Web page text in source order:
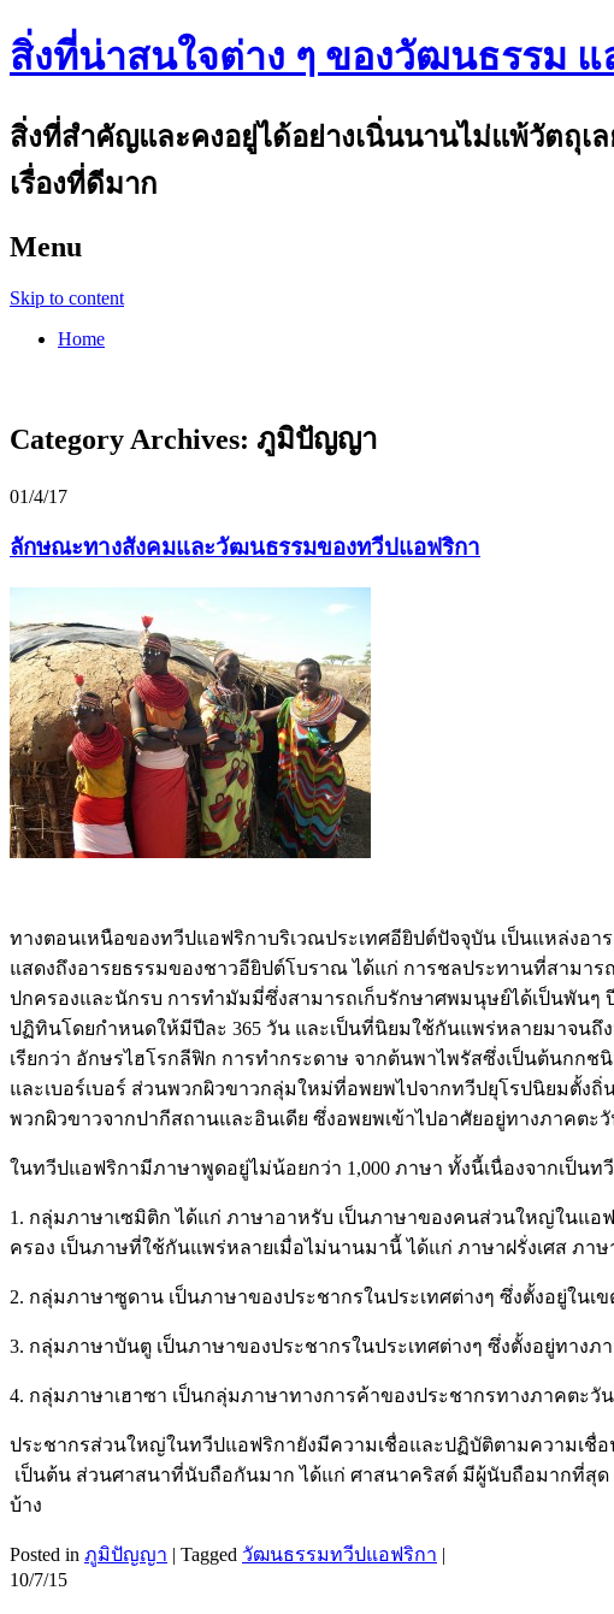
สิ่งที่น่าสนใจต่าง ๆ ของวัฒนธรรม
สิ่งที่สำคัญและคงอยู่ได้อย่างเนิ่นนานไม่แพ้วัตถุเ
เรื่องที่ดีมาก
Menu
Skip to content
Home
Category Archives: ภูมิปัญญา
01/4/17
ลักษณะทางสังคมและวัฒนธรรมของทวีปแอฟริกา
ทางตอนเหนือของทวีปแอฟริกาบริเวณประเทศอียิปต์ปัจจุบัน เป็นแหล่งอ
แสดงถึงอารยธรรมของชาวอียิปต์โบราณ ได้แก่ การชลประทานที่สามาร
ปกครองและนักรบ การทำมัมมี่ซึ่งสามารถเก็บรักษาศพมนุษย์ได้เป็นพันๆ
ปฏิทินโดยกำหนดให้มีปีละ 365 วัน และเป็นที่นิยมใช้กันแพร่หลายมาจนถึ
เรียกว่า อักษรไฮโรกลีฟิก การทำกระดาษ จากต้นพาไพรัสซึ่งเป็นต้นกก
และเบอร์เบอร์ ส่วนพวกผิวขาวกลุ่มใหม่ที่อพยพไปจากทวีปยุโรปนิยมตั้ง
พวกผิวขาวจากปากีสถานและอินเดีย ซึ่งอพยพเข้าไปอาศัยอยู่ทางภาคตะ
ในทวีปแอฟริกามีภาษาพูดอยู่ไม่น้อยกว่า 1,000 ภาษา ทั้งนี้เนื่องจากเป็น
1. กลุ่มภาษาเซมิติก ได้แก่ ภาษาอาหรับ เป็นภาษาของคนส่วนใหญ่ในแ
ครอง เป็นภาษที่ใช้กันแพร่หลายเมื่อไม่นานมานี้ ได้แก่ ภาษาฝรั่งเศส ภา
2. กลุ่มภาษาซูดาน เป็นภาษาของประชากรในประเทศต่างๆ ซึ่งตั้งอยู่ใน
3. กลุ่มภาษาบันตู เป็นภาษาของประชากรในประเทศต่างๆ ซึ่งตั้งอยู่ทาง
4. กลุ่มภาษาเฮาซา เป็นกลุ่มภาษาทางการค้าของประชากรทางภาคตะวั
ประชากรส่วนใหญ่ในทวีปแอฟริกายังมีความเชื่อและปฏิบัติตามความเชื่
เป็นต้น ส่วนศาสนาที่นับถือกันมาก ได้แก่ ศาสนาคริสต์ มีผู้นับถือมากที่สุ
บ้าง
Posted in ภูมิปัญญา | Tagged วัฒนธรรมทวีปแอฟริกา |
10/7/15